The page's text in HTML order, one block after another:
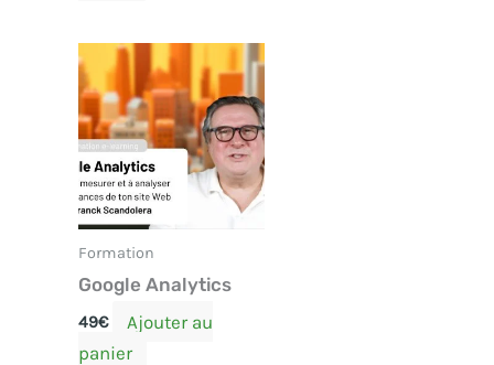
Formation
Google Analytics
49€
Ajouter au
panier